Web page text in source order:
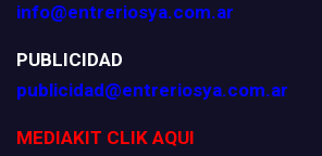
info@entreriosya.com.ar
PUBLICIDAD
publicidad@entreriosya.com.ar
MEDIAKIT CLIK AQUI